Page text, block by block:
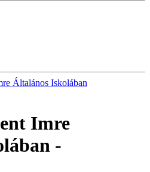
Általános Iskolában
Imre
-